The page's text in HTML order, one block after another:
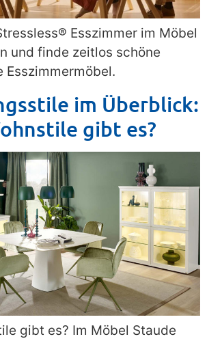
Esszimmer im Möbel
und finde zeitlos schöne
Esszimmermöbel.
im Überblick:
gibt es?
gibt es? Im Möbel Staude